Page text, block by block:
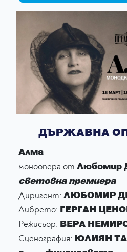
ДЪРЖАВНА
Aлма
моноопера от Любомир
световна премиера
Диригент: ЛЮБОМИР
Либрето: ГЕРГАН
Режисьор: ВЕРА
Сценография: ЮЛИЯН